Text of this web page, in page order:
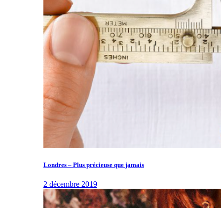
Londres – Plus précieuse que jamais
2 décembre 2019